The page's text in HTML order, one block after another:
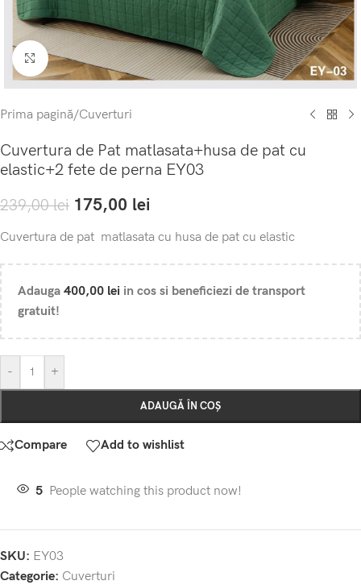
Click to enlarge
Prima pagină/Cuverturi
Cuvertura de Pat matlasata+husa de pat cu
elastic+2 fete de perna EY03
239,00lei 175,00 lei
Cuvertura de pat matlasata cu husa de pat cu elastic
Adauga 400,00 lei in cos si beneficiezi de transport
gratuit!
- +
ADAUGĂ ÎN COȘ
Compare Add to wishlist
5 People watching this product now!
SKU: EY03
Categorie: Cuverturi